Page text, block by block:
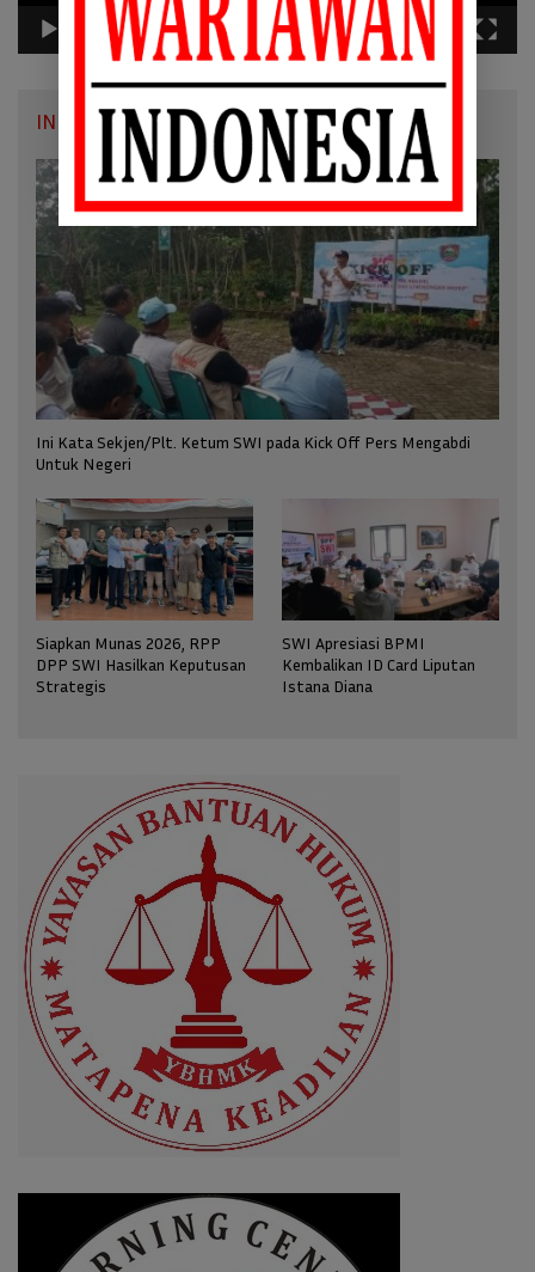
22:27
INFO SWI
Ini Kata Sekjen/Plt. Ketum SWI pada Kick Off Pers Mengabdi
Untuk Negeri
Siapkan Munas 2026, RPP
DPP SWI Hasilkan Keputusan
Strategis
SWI Apresiasi BPMI
Kembalikan ID Card Liputan
Istana Diana